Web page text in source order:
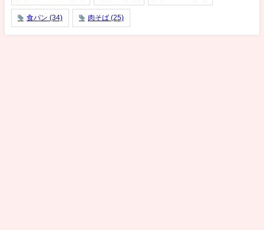
食パン (34) 肉そば (25)